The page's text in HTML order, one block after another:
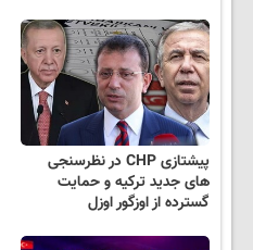
پیشتازی CHP در نظرسنجی
های جدید ترکیه و حمایت
گسترده از اوزگور اوزل